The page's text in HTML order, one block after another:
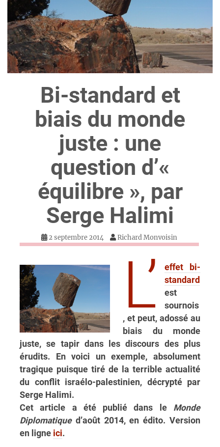
Bi-standard et
biais du monde
juste : une
question d’«
équilibre », par
Serge Halimi
2 septembre 2014 Richard Monvoisin
L’
effet bi-
standard
est
sournois
, et peut, adossé au
biais du monde
juste, se tapir dans les discours des plus
érudits. En voici un exemple, absolument
tragique puisque tiré de la terrible actualité
du conflit israélo-palestinien, décrypté par
Serge Halimi.
Cet article a été publié dans leMonde
Diplomatiqued’août 2014, en édito. Version
en ligne ici.